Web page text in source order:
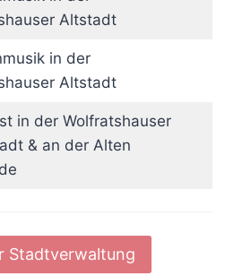
Altstadt
in der
Altstadt
in der Wolfratshauser
& an der Alten
Stadtverwaltung